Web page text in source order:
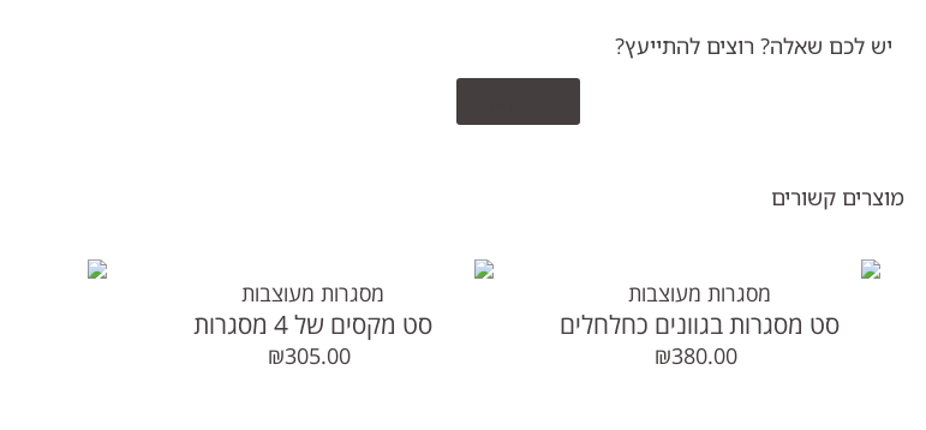
יש לכם שאלה? רוצים להתייעץ?
מוצרים קשורים
מסגרות מעוצבות
סט מסגרות בגוונים כחלחלים
₪380.00
מסגרות מעוצבות
סט מקסים של 4 מסגרות
₪305.00